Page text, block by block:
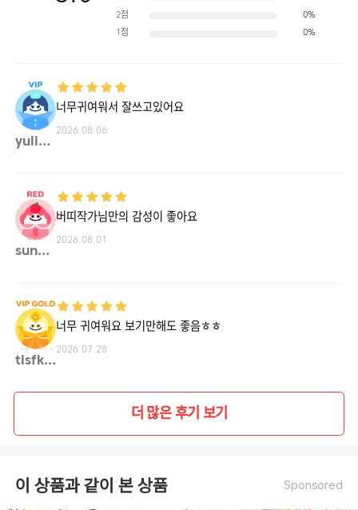
2점 0%
1점 0%
yulim**
너무귀여워서 잘쓰고있어요
2026.08.06
sungk**
버띠작가님만의 감성이 좋아요
2026.08.01
tlsfk**
너무 귀여워요 보기만해도 좋음ㅎㅎ
2026.07.28
더 많은 후기 보기
이 상품과 같이 본 상품 Sponsored